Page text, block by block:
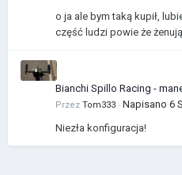
o ja ale bym taką kupił,
część ludzi powie że
Bianchi Spillo
Przez Tom333 · Napisano 6
Niezła konfiguracja!